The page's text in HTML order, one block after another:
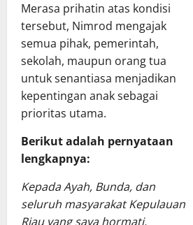
Merasa prihatin atas kondisi
tersebut, Nimrod mengajak
semua pihak, pemerintah,
sekolah, maupun orang tua
untuk senantiasa menjadikan
kepentingan anak sebagai
prioritas utama.
Berikut adalah pernyataan
lengkapnya:
Kepada Ayah, Bunda, dan
seluruh masyarakat Kepulauan
Riau yang saya hormati,